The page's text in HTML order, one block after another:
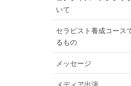
いて
セラピスト養成コース
るもの
メッセージ